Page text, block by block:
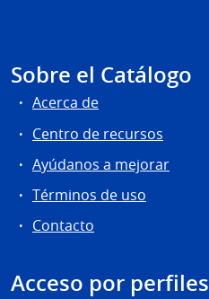
Sobre el Catálogo
Acerca de
Centro de recursos
Ayúdanos a mejorar
Términos de uso
Contacto
Acceso por perfiles